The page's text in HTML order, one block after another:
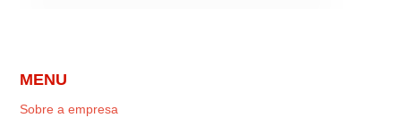
MENU
Sobre a empresa